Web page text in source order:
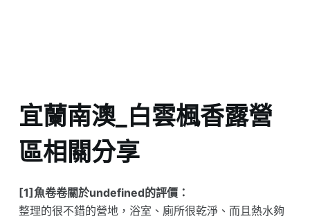
宜蘭南澳_白雲楓香露營
區相關分享
[1]魚卷卷關於undefined的評價：
整理的很不錯的營地，浴室、廁所很乾淨、而且熱水夠